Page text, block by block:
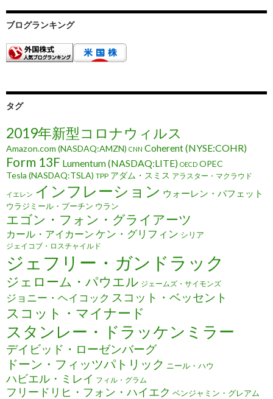
ブログランキング
タグ
2019年新型コロナウィルス
Amazon.com (NASDAQ:AMZN) CNN Coherent (NYSE:COHR)
Form 13F Lumentum (NASDAQ:LITE) OECD OPEC
Tesla (NASDAQ:TSLA) TPP アダム・スミス アラスター・マクラウド
イエレン インフレーション ウォーレン・バフェット
ウラジミール・プーチン ウラン
エゴン・フォン・グライアーツ
カール・アイカーン ケン・グリフィン シリア
ジェイコブ・ロスチャイルド
ジェフリー・ガンドラック
ジェローム・パウエル ジェームズ・サイモンズ
ジョニー・ヘイコック スコット・ベッセント
スコット・マイナード
スタンレー・ドラッケンミラー
デイビッド・ローゼンバーグ
ドーン・フィッツパトリック ニール・ハウ
ハビエル・ミレイ フィル・グラム
フリードリヒ・フォン・ハイエク ベンジャミン・グレアム